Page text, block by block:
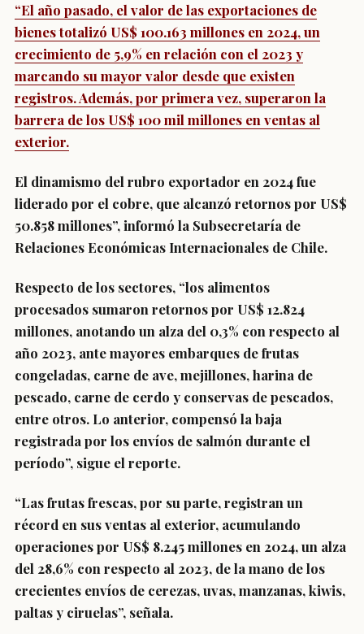
“El año pasado, el valor de las exportaciones de
bienes totalizó US$ 100.163 millones en 2024, un
crecimiento de 5,9% en relación con el 2023 y
marcando su mayor valor desde que existen
registros. Además, por primera vez, superaron la
barrera de los US$ 100 mil millones en ventas al
exterior.
El dinamismo del rubro exportador en 2024 fue
liderado por el cobre, que alcanzó retornos por US$
50.858 millones”, informó la Subsecretaría de
Relaciones Económicas Internacionales de Chile.
Respecto de los sectores, “los alimentos
procesados sumaron retornos por US$ 12.824
millones, anotando un alza del 0,3% con respecto al
año 2023, ante mayores embarques de frutas
congeladas, carne de ave, mejillones, harina de
pescado, carne de cerdo y conservas de pescados,
entre otros. Lo anterior, compensó la baja
registrada por los envíos de salmón durante el
período”, sigue el reporte.
“Las frutas frescas, por su parte, registran un
récord en sus ventas al exterior, acumulando
operaciones por US$ 8.245 millones en 2024, un alza
del 28,6% con respecto al 2023, de la mano de los
crecientes envíos de cerezas, uvas, manzanas, kiwis,
paltas y ciruelas”, señala.